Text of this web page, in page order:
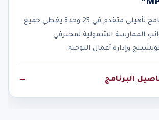
برنامج تأهيلي متقدم في 25 وحدة يغطي جميع
الممارسة الشمولية لمحترفي
وإدارة أعمال التوجيه.
البرنامج ←